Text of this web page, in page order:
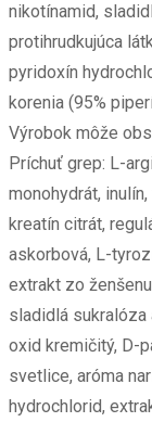
nikotínamid,
protihrudkujúca
pyridoxín
korenia (95%
Výrobok môže
Príchuť grep: L-
monohydrát,
kreatín citrát,
askorbová, L-
extrakt zo
sladidlá
oxid kremičitý, D-
svetlice, aróma
hydrochlorid,